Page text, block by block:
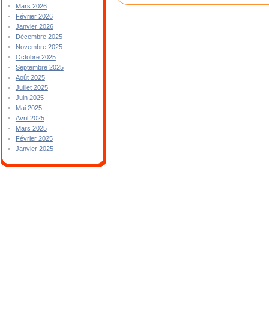
Mars 2026
Février 2026
Janvier 2026
Décembre 2025
Novembre 2025
Octobre 2025
Septembre 2025
Août 2025
Juillet 2025
Juin 2025
Mai 2025
Avril 2025
Mars 2025
Février 2025
Janvier 2025